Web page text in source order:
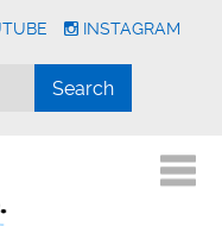
INSTAGRAM